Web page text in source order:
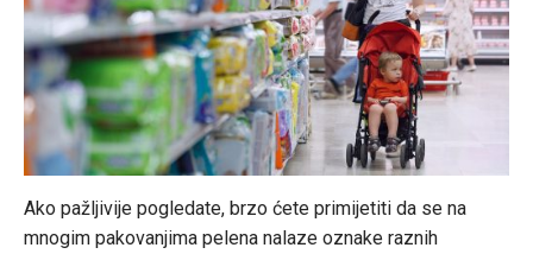
Ako pažljivije pogledate, brzo ćete primijetiti da se na
mnogim pakovanjima pelena nalaze oznake raznih